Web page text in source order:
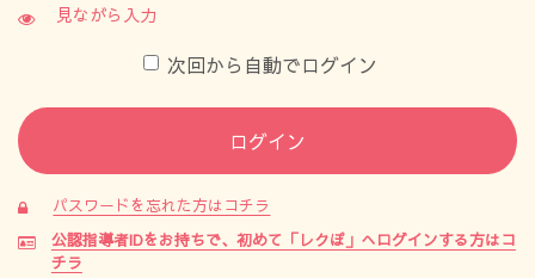
見ながら入力
次回から自動でログイン
ログイン
パスワードを忘れた方はコチラ
公認指導者IDをお持ちで、初めて「レクぽ」へログインする方はコ
チラ